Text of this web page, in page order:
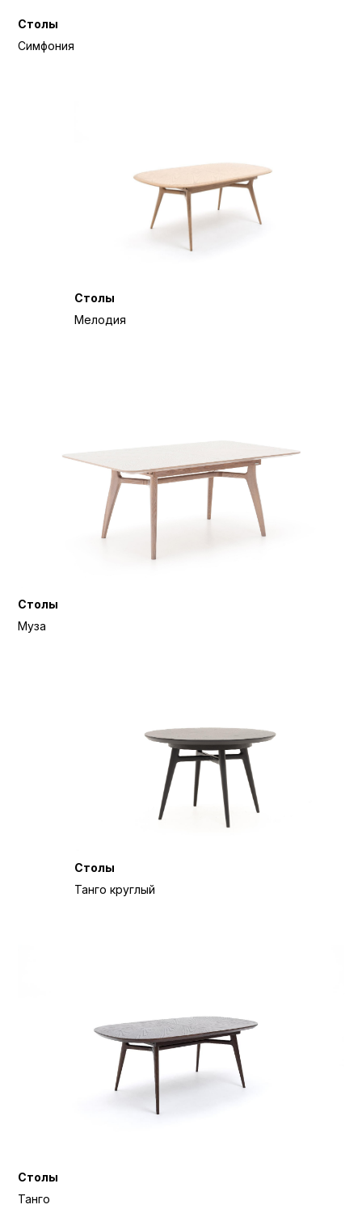
Столы
Симфония
Столы
Мелодия
Столы
Муза
Столы
Танго круглый
Столы
Танго